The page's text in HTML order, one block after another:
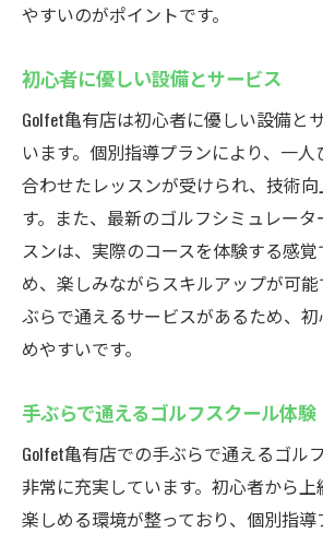
やすいのがポイントです。
初心者に優しい設備とサービス
Golfet亀有店は初心者に優しい設備と
います。個別指導プランにより、一
合わせたレッスンが受けられ、技術
す。また、最新のゴルフシミュレー
スンは、実際のコースを体験する感
め、楽しみながらスキルアップが可
ぶらで通えるサービスがあるため、
めやすいです。
手ぶらで通えるゴルフスクール体験
Golfet亀有店での手ぶらで通えるゴル
非常に充実しています。初心者から
楽しめる環境が整っており、個別指